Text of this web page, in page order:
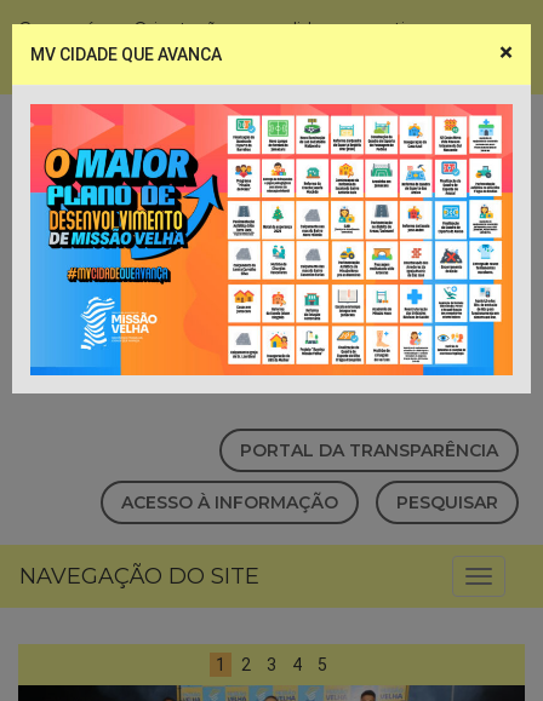
Coronavírus - Orientações e medidas preventivas
PORTAL DA TRANSPARÊNCIA
ACESSO À INFORMAÇÃO PESQUISAR
NAVEGAÇÃO DO SITE
1 2 3 4 5
×
MV CIDADE QUE AVANCA